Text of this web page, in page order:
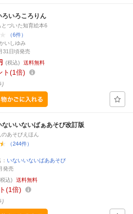
ろいろころりん
とづいた知育絵本6
（6件）
いしゆみ
31日頃発売
(税込) 送料無料
ト 1倍
ないいないばぁあそび改訂版
のあそびえほん
（244件）
いないいないばああそび
発売
込) 送料無料
1倍